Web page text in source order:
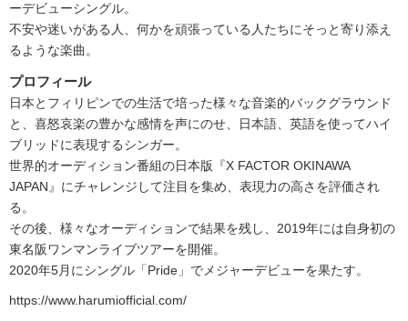
ーデビューシングル。
不安や迷いがある人、何かを頑張っている人たちにそっと寄り添え
るような楽曲。
プロフィール
日本とフィリピンでの生活で培った様々な音楽的バックグラウンド
と、喜怒哀楽の豊かな感情を声にのせ、日本語、英語を使ってハイ
ブリッドに表現するシンガー。
世界的オーディション番組の日本版『X FACTOR OKINAWA
JAPAN』にチャレンジして注目を集め、表現力の高さを評価され
る。
その後、様々なオーディションで結果を残し、2019年には自身初の
東名阪ワンマンライブツアーを開催。
2020年5月にシングル「Pride」でメジャーデビューを果たす。
https://www.harumiofficial.com/